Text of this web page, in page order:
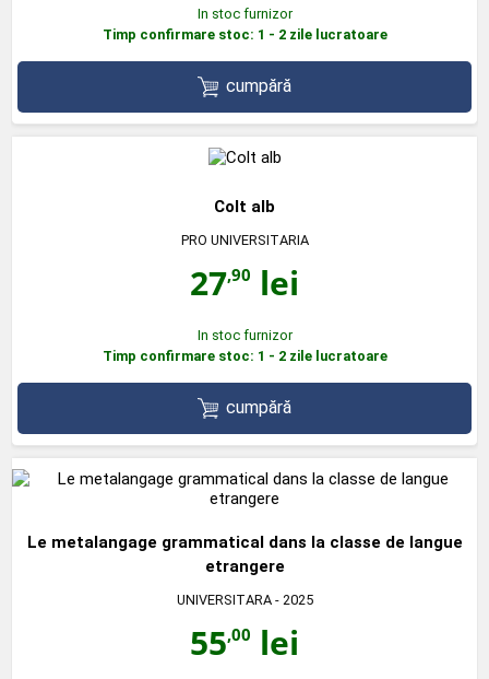
In stoc furnizor
Timp confirmare stoc: 1 - 2 zile lucratoare
cumpără
Colt alb
PRO UNIVERSITARIA
27,90 lei
In stoc furnizor
Timp confirmare stoc: 1 - 2 zile lucratoare
cumpără
Le metalangage grammatical dans la classe de langue
etrangere
UNIVERSITARA- 2025
55,00 lei